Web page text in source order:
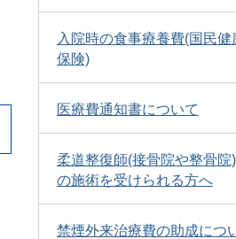
入院時の食事療養費(国民健
保険)
医療費通知書について
柔道整復師(接骨院や整骨院)
の施術を受けられる方へ
禁煙外来治療費の助成につ